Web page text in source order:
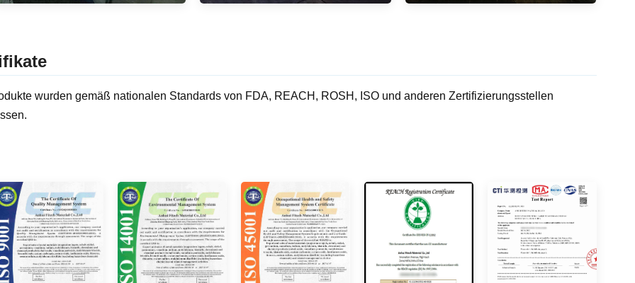
wurden gemäß nationalen Standards von FDA, REACH, ROSH, ISO und anderen Zertifizierungsstellen